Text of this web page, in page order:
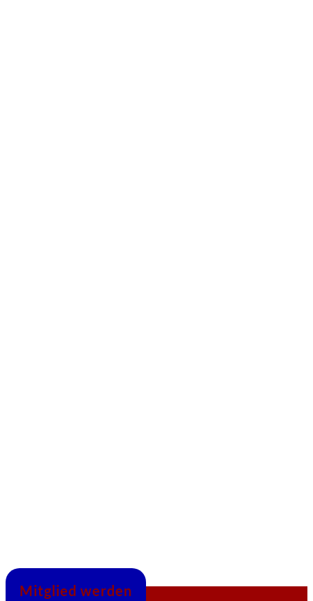
Mitglied werden